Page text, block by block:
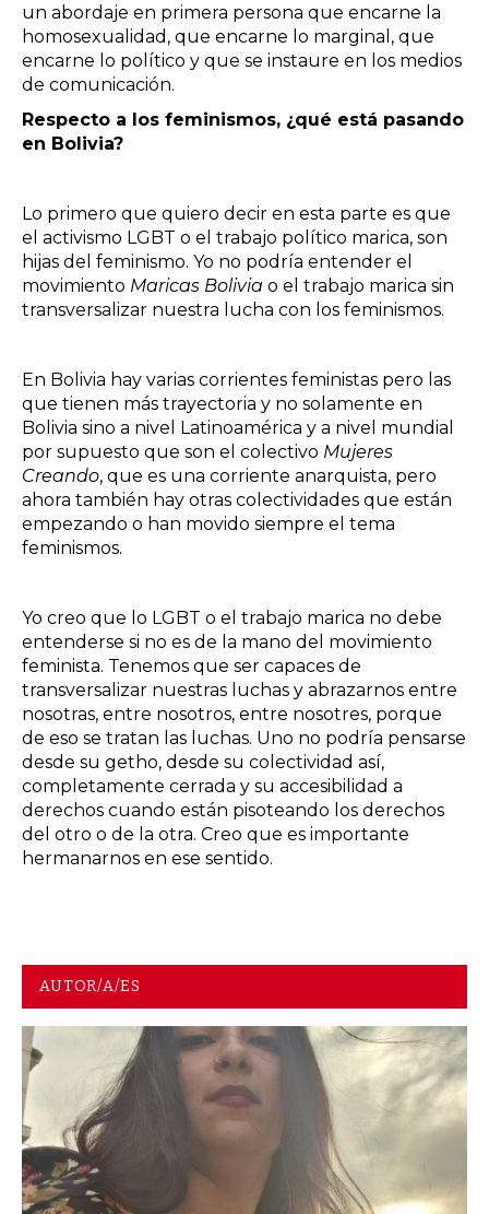
un abordaje en primera persona que encarne la
homosexualidad, que encarne lo marginal, que
encarne lo político y que se instaure en los medios
de comunicación.
Respecto a los feminismos, ¿qué está pasando
en Bolivia?
Lo primero que quiero decir en esta parte es que
el activismo LGBT o el trabajo político marica, son
hijas del feminismo. Yo no podría entender el
movimiento Maricas Bolivia o el trabajo marica sin
transversalizar nuestra lucha con los feminismos.
En Bolivia hay varias corrientes feministas pero las
que tienen más trayectoria y no solamente en
Bolivia sino a nivel Latinoamérica y a nivel mundial
por supuesto que son el colectivo Mujeres
Creando, que es una corriente anarquista, pero
ahora también hay otras colectividades que están
empezando o han movido siempre el tema
feminismos.
Yo creo que lo LGBT o el trabajo marica no debe
entenderse si no es de la mano del movimiento
feminista. Tenemos que ser capaces de
transversalizar nuestras luchas y abrazarnos entre
nosotras, entre nosotros, entre nosotres, porque
de eso se tratan las luchas. Uno no podría pensarse
desde su getho, desde su colectividad así,
completamente cerrada y su accesibilidad a
derechos cuando están pisoteando los derechos
del otro o de la otra. Creo que es importante
hermanarnos en ese sentido.
AUTOR/A/ES